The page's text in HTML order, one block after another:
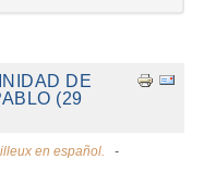
DE
(29
en español.